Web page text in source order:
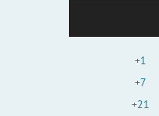
+1
+7
+21